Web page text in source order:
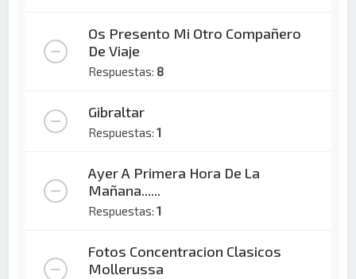
Os Presento Mi Otro Compañero
De Viaje
Respuestas: 8
Gibraltar
Respuestas:1
Ayer A Primera Hora De La
Mañana......
Respuestas:1
Fotos Concentracion Clasicos
Mollerussa